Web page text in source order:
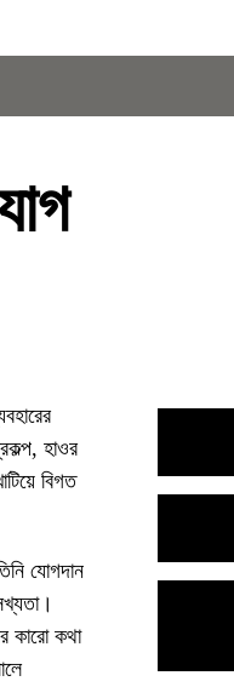
হাওর
বিগত
যোগদান
কারো কথা